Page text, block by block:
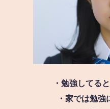
・勉強してる
・家では勉